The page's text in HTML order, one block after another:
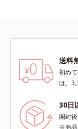
また朝にデコルテや腕に
と、穏やかないい匂い
ます。塗り重ねること
ます。
送料
初め
は、
30日
開封